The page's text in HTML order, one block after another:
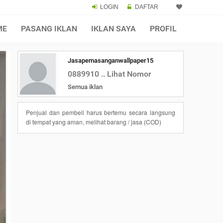
LOGIN DAFTAR
PASANG IKLAN IKLAN SAYA PROFIL
Jasapemasanganwallpaper15
0889910 .. Lihat Nomor
Semua iklan
Penjual dan pembeli harus bertemu secara langsung
di tempat yang aman, melihat barang / jasa (COD)